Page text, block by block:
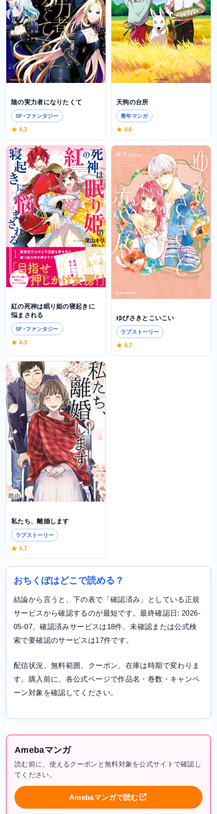
陰の実力者になりたくて
SF･ファンタジー
★ 4.3
天狗の台所
青年マンガ
★ 4.6
紅の死神は眠り姫の寝起きに
悩まされる
SF･ファンタジー
★ 4.3
ゆびさきとこいこい
ラブストーリー
★ 4.7
私たち、離婚します
ラブストーリー
★ 4.7
おちくぼはどこで読める？
結論から言うと、下の表で「確認済み」としている正規
サービスから確認するのが最短です。最終確認日: 2026-
05-07。確認済みサービスは18件、未確認または公式検
索で要確認のサービスは17件です。
配信状況、無料範囲、クーポン、在庫は時期で変わりま
す。購入前に、各公式ページで作品名・巻数・キャンペ
ーン対象を確認してください。
Amebaマンガ
読む前に、使えるクーポンと無料対象を公式サイトで確認し
てください。
Amebaマンガで読む